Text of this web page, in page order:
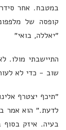
במטבח. אחר
קופסה של
״יאללה, בואי״
התיישבתי מולו.
שוב - כדי לא
״תיכף יצטרף
לדעת.״ הוא אמר
בעיה. איזק